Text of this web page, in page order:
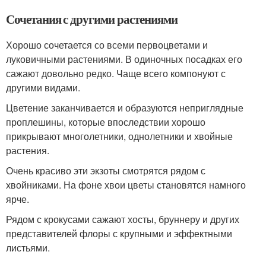
Сочетания с другими растениями
Хорошо сочетается со всеми первоцветами и
луковичными растениями. В одиночных посадках его
сажают довольно редко. Чаще всего компонуют с
другими видами.
Цветение заканчивается и образуются неприглядные
проплешины, которые впоследствии хорошо
прикрывают многолетники, однолетники и хвойные
растения.
Очень красиво эти экзоты смотрятся рядом с
хвойниками. На фоне хвои цветы становятся намного
ярче.
Рядом с крокусами сажают хосты, бруннеру и других
представителей флоры с крупными и эффектными
листьями.